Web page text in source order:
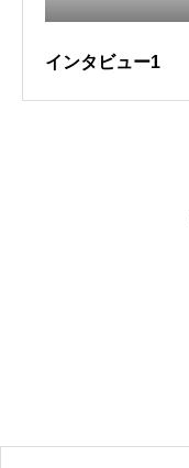
HOME
インタビュー1